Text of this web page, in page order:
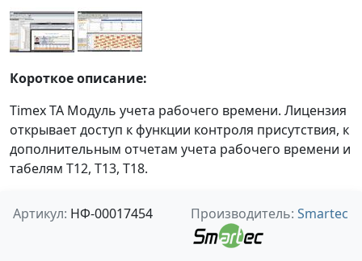
Короткое описание:
Timex TA Модуль учета рабочего времени. Лицензия
открывает доступ к функции контроля присутствия, к
дополнительным отчетам учета рабочего времени и
табелям Т12, Т13, Т18.
Артикул: НФ-00017454 Производитель: Smartec